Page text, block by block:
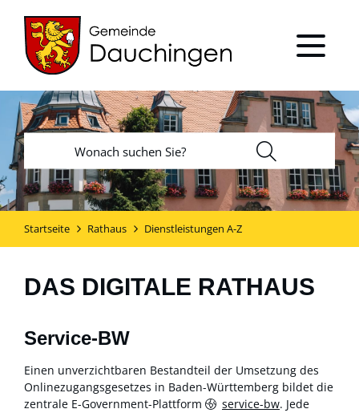
Startseite Rathaus Dienstleistungen A-Z
DAS DIGITALE RATHAUS
Service-BW
Einen unverzichtbaren Bestandteil der Umsetzung des
Onlinezugangsgesetzes in Baden-Württemberg bildet die
zentrale E-Government-Plattform
service-bw. Jede